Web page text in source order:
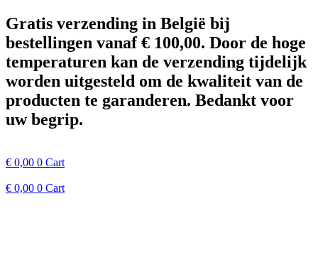
Spring
naar
de
inhoud
Gratis verzending in België bij
bestellingen vanaf € 100,00. Door de hoge
temperaturen kan de verzending tijdelijk
worden uitgesteld om de kwaliteit van de
producten te garanderen. Bedankt voor
uw begrip.
€ 0,00 0 Cart
€ 0,00 0 Cart